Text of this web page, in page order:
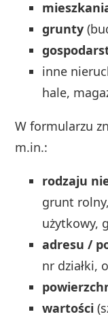
grunty
inne
hale,
W formularzu
m.in.:
rodzaju
grunt
użytkowy,
adresu /
nr działki,
wartości